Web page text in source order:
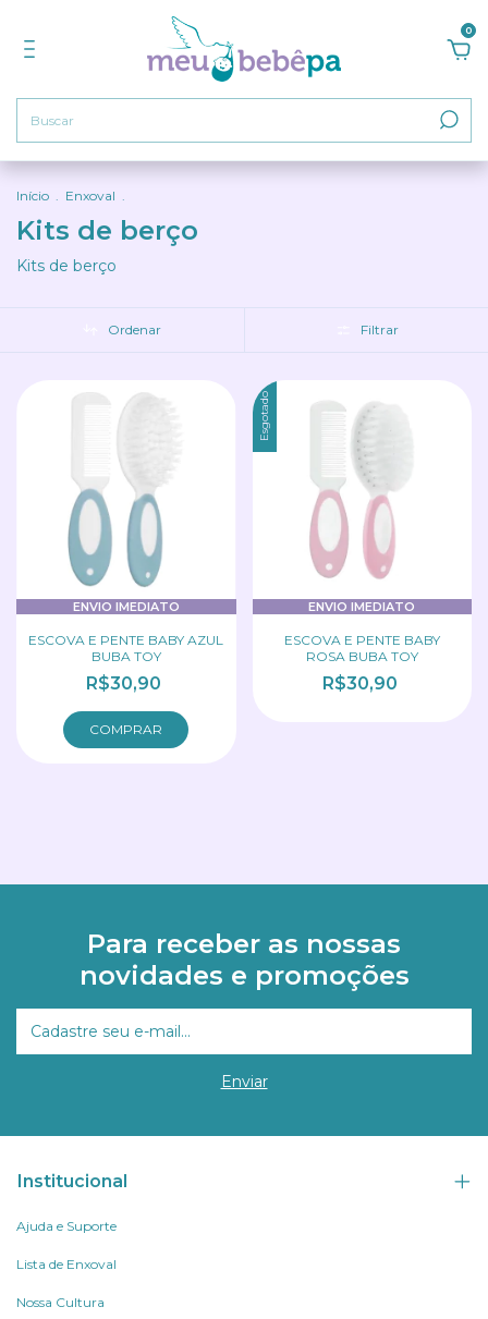
0
Início . Enxoval .
Kits de berço
Kits de berço
Ordenar Filtrar
ENVIO IMEDIATO
ESCOVA E PENTE BABY AZUL
BUBA TOY
R$30,90
Esgotado
ENVIO IMEDIATO
ESCOVA E PENTE BABY
ROSA BUBA TOY
R$30,90
Para receber as nossas
novidades e promoções
Institucional
Ajuda e Suporte
Lista de Enxoval
Nossa Cultura